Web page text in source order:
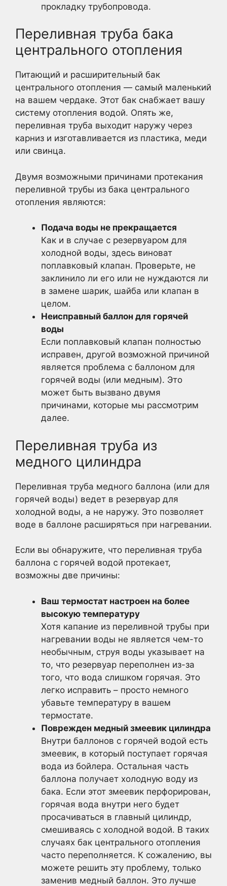
прокладку трубопровода.
Переливная труба бака
центрального отопления
Питающий и расширительный бак
центрального отопления — самый маленький
на вашем чердаке. Этот бак снабжает вашу
систему отопления водой. Опять же,
переливная труба выходит наружу через
карниз и изготавливается из пластика, меди
или свинца.
Двумя возможными причинами протекания
переливной трубы из бака центрального
отопления являются:
Подача воды не прекращается
Как и в случае с резервуаром для
холодной воды, здесь виноват
поплавковый клапан. Проверьте, не
заклинило ли его или не нуждаются ли
в замене шарик, шайба или клапан в
целом.
Неисправный баллон для горячей
воды
Если поплавковый клапан полностью
исправен, другой возможной причиной
является проблема с баллоном для
горячей воды (или медным). Это
может быть вызвано двумя
причинами, которые мы рассмотрим
далее.
Переливная труба из
медного цилиндра
Переливная труба медного баллона (или для
горячей воды) ведет в резервуар для
холодной воды, а не наружу. Это позволяет
воде в баллоне расширяться при нагревании.
Если вы обнаружите, что переливная труба
баллона с горячей водой протекает,
возможны две причины:
Ваш термостат настроен на более
высокую температуру
Хотя капание из переливной трубы при
нагревании воды не является чем-то
необычным, струя воды указывает на
то, что резервуар переполнен из-за
того, что вода слишком горячая. Это
легко исправить – просто немного
убавьте температуру в вашем
термостате.
Поврежден медный змеевик цилиндра
Внутри баллонов с горячей водой есть
змеевик, в который поступает горячая
вода из бойлера. Остальная часть
баллона получает холодную воду из
бака. Если этот змеевик перфорирован,
горячая вода внутри него будет
просачиваться в главный цилиндр,
смешиваясь с холодной водой. В таких
случаях бак центрального отопления
часто переполняется. К сожалению, вы
можете решить эту проблему, только
заменив медный баллон. Это лучше